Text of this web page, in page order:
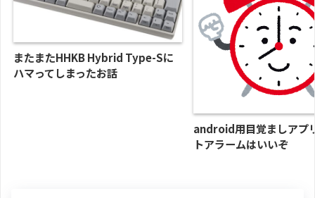
またまたHHKB Hybrid Type-Sに
ハマってしまったお話
android用目覚ましアプ
トアラームはいいぞ